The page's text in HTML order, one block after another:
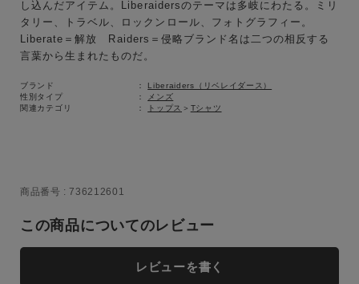
し込んだアイテム。Liberaidersのテーマは多岐にわたる。ミリ
タリー、トラベル、ロックンロール、フォトグラフィー。
Liberate＝解放 Raiders＝侵略ブランド名は二つの相反する
言葉から生まれたものだ。
ブランド
Liberaiders（リベレイダース）
性別タイプ
メンズ
関連カテゴリ
トップス ＞ Tシャツ
商品番号 736212601
この商品についてのレビュー
レビューを書く